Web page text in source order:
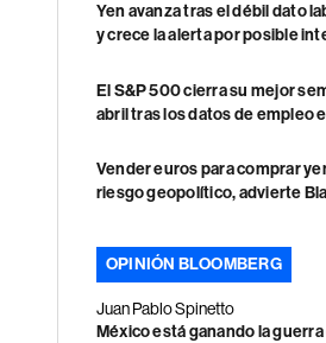
Yen avanza tras el débil dato
y crece la alerta por posible
El S&P 500 cierra su mejor
abril tras los datos de empleo
Vender euros para comprar
riesgo geopolítico, advierte
OPINIÓN BLOOMBERG
Juan Pablo Spinetto
México está ganando la